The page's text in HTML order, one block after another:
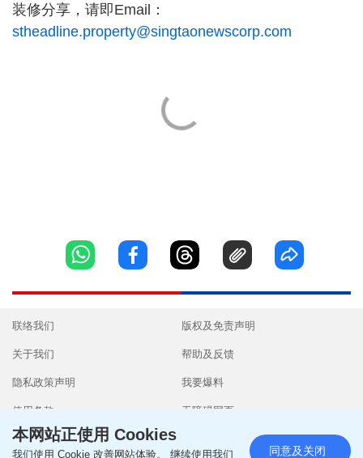
装修分享，请即Email：
stheadline.property@singtaonewscorp.com
联络我们
关于我们
隐私政策声明
使用条款
版权及免责声明
帮助及反馈
我要爆料
无障碍网页
本网站正使用 Cookies
我们使用 Cookie 改善网站体验。 继续使用我们 同意及关闭